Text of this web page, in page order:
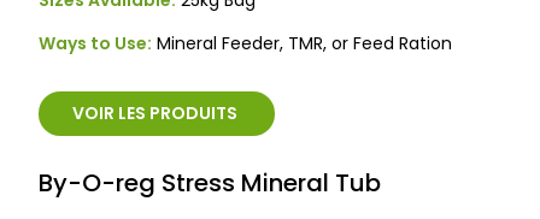
Ways to Use: Mineral Feeder, TMR, or Feed Ration
VOIR LES PRODUITS
By-O-reg Stress Mineral Tub